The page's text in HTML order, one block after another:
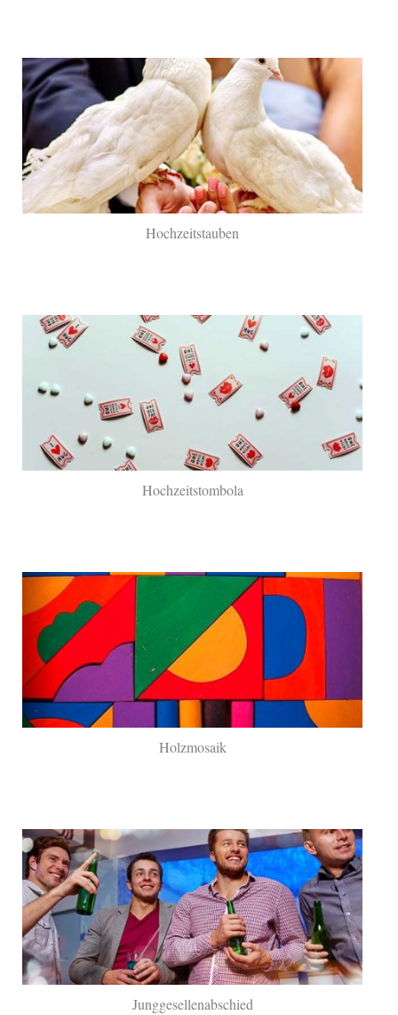
Hochzeitstauben
Hochzeitstombola
Holzmosaik
Junggesellenabschied